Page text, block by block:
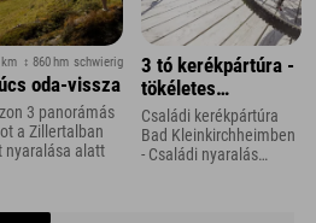
↕ 860 hm schwierig
oda-vissza
3 panorámás
a Zillertalban
nyaralása alatt
3 tó kerékpártúra -
tökéletes
családoknak
Családi kerékpártúra
Bad Kleinkirchheimben
- Családi nyaralás